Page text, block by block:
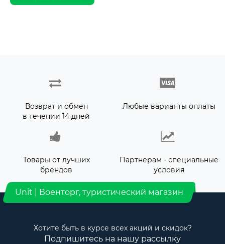
Возврат и обмен
в течении 14 дней
Любые варианты оплаты
Товары от лучших
брендов
Партнерам - специальные
условия
Unit | Военторг, туристический магазин
Хотите быть в курсе всех акций и скидок?
Подпишитесь на нашу рассылку